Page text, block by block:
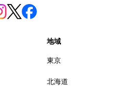
地域
東京
北海道